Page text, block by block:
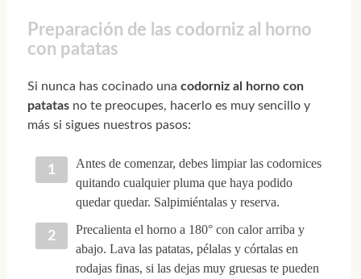
Preparación de las codorniz al horno
con patatas
Si nunca has cocinado una codorniz al horno con
patatasno te preocupes, hacerlo es muy sencillo y
más si sigues nuestros pasos:
Antes de comenzar, debes limpiar las codornices
quitando cualquier pluma que haya podido
quedar quedar. Salpimiéntalas y reserva.
Precalienta el horno a 180° con calor arriba y
abajo. Lava las patatas, pélalas y córtalas en
rodajas finas, si las dejas muy gruesas te pueden